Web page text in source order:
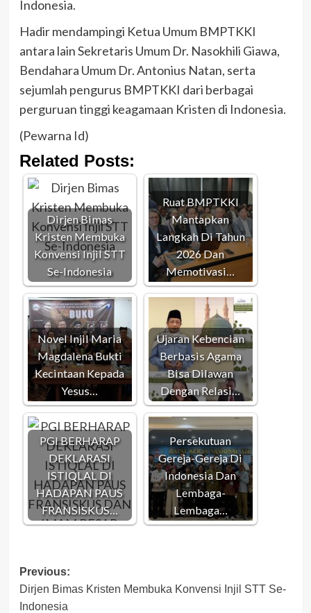
Indonesia.
Hadir mendampingi Ketua Umum BMPTKKI
antara lain Sekretaris Umum Dr. Nasokhili Giawa,
Bendahara Umum Dr. Antonius Natan, serta
sejumlah pengurus BMPTKKI dari berbagai
perguruan tinggi keagamaan Kristen di Indonesia.
(Pewarna Id)
Related Posts:
Dirjen Bimas
Kristen Membuka
Konvensi Injil STT
Se-Indonesia
Ruat BMPTKKI
Mantapkan
Langkah Di Tahun
2026 Dan
Memotivasi…
Novel Injil Maria
Magdalena Bukti
Kecintaan Kepada
Yesus…
Ujaran Kebencian
Berbasis Agama
Bisa Dilawan
Dengan Relasi…
PGI BERHARAP
DEKLARASI
ISTIQLAL DI
HADAPAN PAUS
FRANSISKUS…
Persekutuan
Gereja-Gereja Di
Indonesia Dan
Lembaga-
Lembaga…
Post
navigation
Previous:
Dirjen Bimas Kristen Membuka Konvensi Injil STT Se-
Indonesia